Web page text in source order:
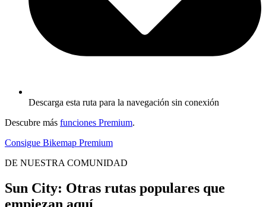
Descarga esta ruta para la navegación sin conexión
Descubre más funciones Premium.
Consigue Bikemap Premium
DE NUESTRA COMUNIDAD
Sun City: Otras rutas populares que